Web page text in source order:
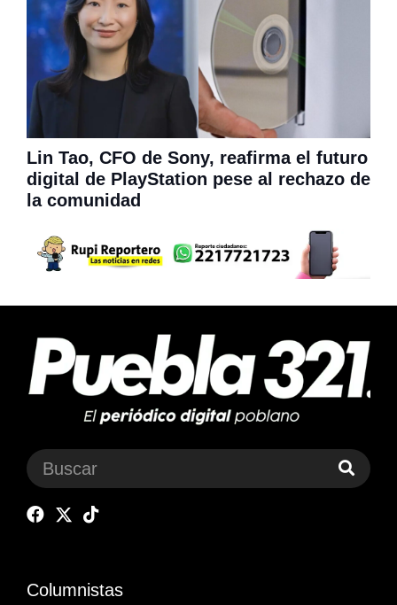
Lin Tao, CFO de Sony, reafirma el futuro
digital de PlayStation pese al rechazo de
la comunidad
Columnistas